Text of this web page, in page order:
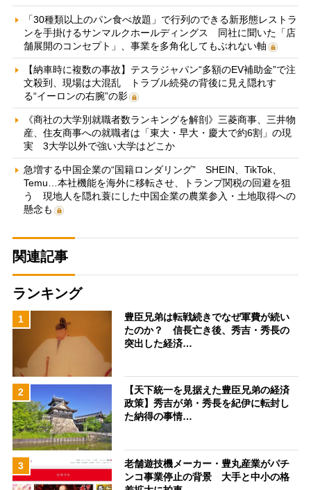
「30種類以上のパン食べ放題」で行列のできる新形態レストラ
ンを手掛けるサンマルクホールディングス 同社に聞いた「店
舗展開のコンセプト」、事業を多角化してもぶれない軸
【納車時に複数の事故】テスラジャパン“多額のEV補助金”で注
文殺到、現場は大混乱 トラブル続発の背後に見え隠れす
る“イーロンの右腕”の影
《商社の大学別就職者数ランキングを解剖》三菱商事、三井物
産、住友商事への就職者は「東大・早大・慶大で約6割」の現
実 3大学以外で強い大学はどこか
急増する中国企業の“国籍ロンダリング” SHEIN、TikTok、
Temu…本社機能を海外に移転させ、トランプ関税の回避を狙
う 現地人を隠れ蓑にした中国企業の農業参入・土地取得への
懸念も
関連記事
ランキング
1
豊臣兄弟は転戦続きでなぜ軍費が続い
たのか？ 信長亡き後、秀吉・秀長の
突出した経済…
2
【天下統一を見据えた豊臣兄弟の経済
政策】秀吉が弟・秀長を紀伊に転封し
た納得の事情…
3
老舗遊技機メーカー・豊丸産業がパチ
ンコ事業停止の背景 大手と中小の格